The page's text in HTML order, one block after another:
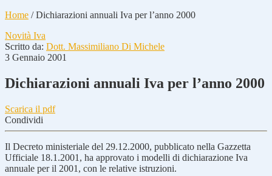
Home /Dichiarazioni annuali Iva per l’anno 2000
Novità Iva
Scritto da: Dott. Massimiliano Di Michele
3 Gennaio 2001
Dichiarazioni annuali Iva per l’anno 2000
Scarica il pdf
Condividi
Il Decreto ministeriale del 29.12.2000, pubblicato nella Gazzetta
Ufficiale 18.1.2001, ha approvato i modelli di dichiarazione Iva
annuale per il 2001, con le relative istruzioni.